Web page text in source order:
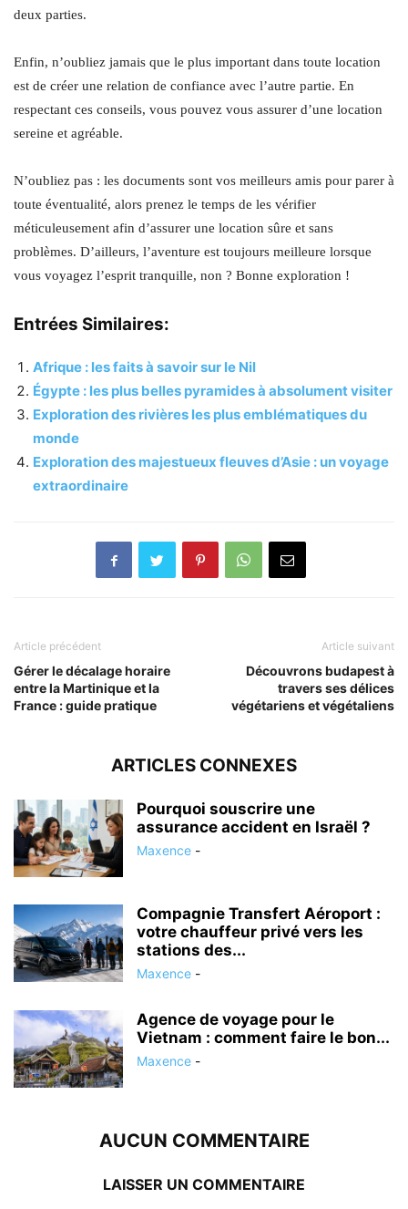
deux parties.
Enfin, n’oubliez jamais que le plus important dans toute location
est de créer une relation de confiance avec l’autre partie. En
respectant ces conseils, vous pouvez vous assurer d’une location
sereine et agréable.
N’oubliez pas : les documents sont vos meilleurs amis pour parer à
toute éventualité, alors prenez le temps de les vérifier
méticuleusement afin d’assurer une location sûre et sans
problèmes. D’ailleurs, l’aventure est toujours meilleure lorsque
vous voyagez l’esprit tranquille, non ? Bonne exploration !
Entrées Similaires:
Afrique : les faits à savoir sur le Nil
Égypte : les plus belles pyramides à absolument visiter
Exploration des rivières les plus emblématiques du
monde
Exploration des majestueux fleuves d’Asie : un voyage
extraordinaire
Article précédent
Gérer le décalage horaire
entre la Martinique et la
France : guide pratique
Article suivant
Découvrons budapest à
travers ses délices
végétariens et végétaliens
ARTICLES CONNEXES
Pourquoi souscrire une
assurance accident en Israël ?
Maxence -
Compagnie Transfert Aéroport :
votre chauffeur privé vers les
stations des...
Maxence -
Agence de voyage pour le
Vietnam : comment faire le bon...
Maxence -
AUCUN COMMENTAIRE
LAISSER UN COMMENTAIRE